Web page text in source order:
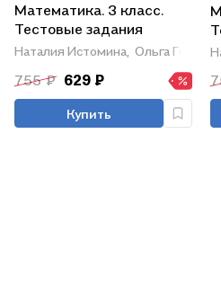
Математика. 3 класс.
Тестовые задания
Наталия Истомина, Ольга Горина
755 ₽ 629 ₽
Купить